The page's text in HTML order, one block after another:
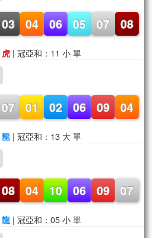
03 04 06 05 07 08
虎 | 冠亞和：11 小 單
07 01 02 06 09 04
龍 | 冠亞和：13 大 單
08 04 10 06 09 07
龍 | 冠亞和：05 小 單